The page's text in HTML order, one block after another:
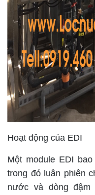
Hoạt động của EDI
Một module EDI
trong đó luân phiên
nước và dòng